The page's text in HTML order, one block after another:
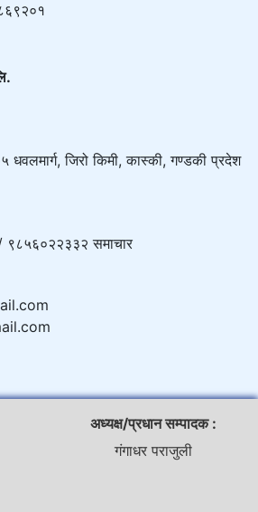
धवलमार्ग, जिरो किमी, कास्की, गण्डकी प्रदेश
९८५६०२२३३२ समाचार
अध्यक्ष/प्रधान सम्पादक :
गंगाधर पराजुली